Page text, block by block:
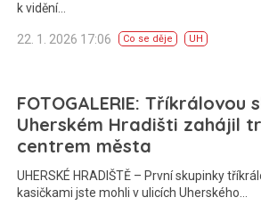
k vidění…
22. 1. 2026 17:06 Co se děje UH
FOTOGALERIE: Tříkrálovou
Uherském Hradišti zahájil
centrem města
UHERSKÉ HRADIŠTĚ – První skupinky
kasičkami jste mohli v ulicích Uherského…